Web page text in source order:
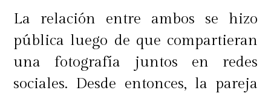
La relación entre ambos se hizo
pública luego de que compartieran
una fotografía juntos en redes
sociales. Desde entonces, la pareja